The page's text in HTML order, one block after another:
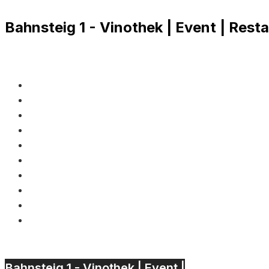
Bahnsteig 1 - Vinothek | Event |